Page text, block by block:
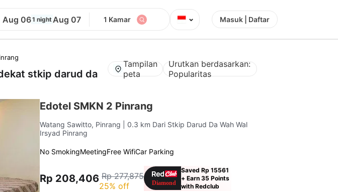
Aug 061 night Aug 07 1 Kamar ⌄ Masuk | Daftar
stkip darud da
Tampilan
peta
Urutkan berdasarkan:
Popularitas
Edotel SMKN 2 Pinrang
Watang Sawitto, Pinrang
| 0.3 km Dari Stkip Darud Da Wah Wal
Irsyad Pinrang
No SmokingMeetingFree WifiCar Parking
Rp 208,406 Rp 277,875
25% off
Saved Rp 15561
+ Earn 35 Points
with Redclub